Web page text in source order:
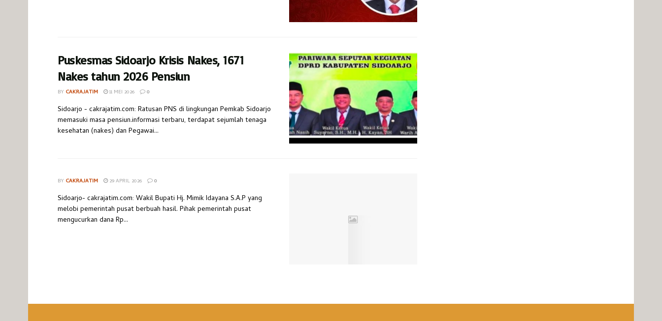
Puskesmas Sidoarjo Krisis Nakes, 1671
Nakes tahun 2026 Pensiun
BY CAKRAJATIM 11 MEI 2026 0
Sidoarjo - cakrajatim.com: Ratusan PNS di lingkungan Pemkab Sidoarjo
memasuki masa pensiun.informasi terbaru, terdapat sejumlah tenaga
kesehatan (nakes) dan Pegawai...
BY CAKRAJATIM 29 APRIL 2026 0
Sidoarjo- cakrajatim.com: Wakil Bupati Hj. Mimik Idayana S.A.P yang
melobi pemerintah pusat berbuah hasil. Pihak pemerintah pusat
mengucurkan dana Rp...